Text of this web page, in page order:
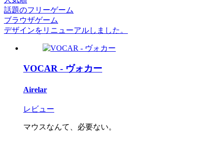
話題のフリーゲーム
ブラウザゲーム
デザインをリニューアルしました。
VOCAR - ヴォカー
Airelar
レビュー
マウスなんて、必要ない。